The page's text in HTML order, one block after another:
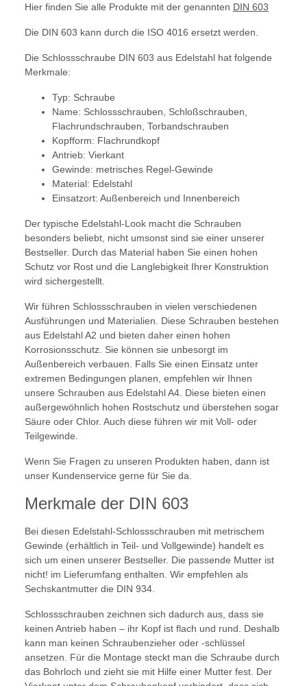
Hier finden Sie alle Produkte mit der genannten DIN 603
Die DIN 603 kann durch die ISO 4016 ersetzt werden.
Die Schlossschraube DIN 603 aus Edelstahl hat folgende
Merkmale:
Typ: Schraube
Name: Schlossschrauben, Schloßschrauben,
Flachrundschrauben, Torbandschrauben
Kopfform: Flachrundkopf
Antrieb: Vierkant
Gewinde: metrisches Regel-Gewinde
Material: Edelstahl
Einsatzort: Außenbereich und Innenbereich
Der typische Edelstahl-Look macht die Schrauben
besonders beliebt, nicht umsonst sind sie einer unserer
Bestseller. Durch das Material haben Sie einen hohen
Schutz vor Rost und die Langlebigkeit Ihrer Konstruktion
wird sichergestellt.
Wir führen Schlossschrauben in vielen verschiedenen
Ausführungen und Materialien. Diese Schrauben bestehen
aus Edelstahl A2 und bieten daher einen hohen
Korrosionsschutz. Sie können sie unbesorgt im
Außenbereich verbauen. Falls Sie einen Einsatz unter
extremen Bedingungen planen, empfehlen wir Ihnen
unsere Schrauben aus Edelstahl A4. Diese bieten einen
außergewöhnlich hohen Rostschutz und überstehen sogar
Säure oder Chlor. Auch diese führen wir mit Voll- oder
Teilgewinde.
Wenn Sie Fragen zu unseren Produkten haben, dann ist
unser Kundenservice gerne für Sie da.
Merkmale der DIN 603
Bei diesen Edelstahl-Schlossschrauben mit metrischem
Gewinde (erhältlich in Teil- und Vollgewinde) handelt es
sich um einen unserer Bestseller. Die passende Mutter ist
nicht! im Lieferumfang enthalten. Wir empfehlen als
Sechskantmutter die DIN 934.
Schlossschrauben zeichnen sich dadurch aus, dass sie
keinen Antrieb haben – ihr Kopf ist flach und rund. Deshalb
kann man keinen Schraubenzieher oder -schlüssel
ansetzen. Für die Montage steckt man die Schraube durch
das Bohrloch und zieht sie mit Hilfe einer Mutter fest. Der